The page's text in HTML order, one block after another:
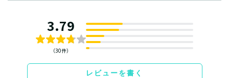
3.79
（30件）
レビューを書く